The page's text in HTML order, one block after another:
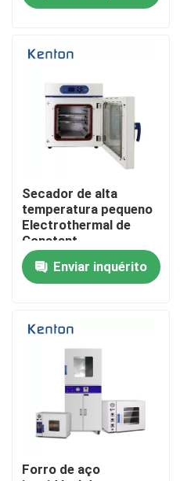
Secador de alta
temperatura pequeno
Electrothermal de
Constant
Temperature Vacuum
Dryer Oven 250 graus
Enviar inquérito
Forro de aço